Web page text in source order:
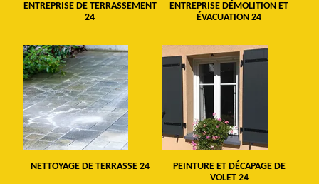
ENTREPRISE DE TERRASSEMENT
24
ENTREPRISE DÉMOLITION ET
ÉVACUATION 24
NETTOYAGE DE TERRASSE 24
PEINTURE ET DÉCAPAGE DE
VOLET 24